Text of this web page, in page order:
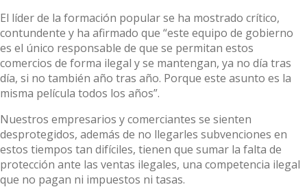
El líder de la formación popular se ha mostrado crítico,
contundente y ha afirmado que “este equipo de gobierno
es el único responsable de que se permitan estos
comercios de forma ilegal y se mantengan, ya no día tras
día, si no también año tras año. Porque este asunto es la
misma película todos los años”.
Nuestros empresarios y comerciantes se sienten
desprotegidos, además de no llegarles subvenciones en
estos tiempos tan difíciles, tienen que sumar la falta de
protección ante las ventas ilegales, una competencia ilegal
que no pagan ni impuestos ni tasas.